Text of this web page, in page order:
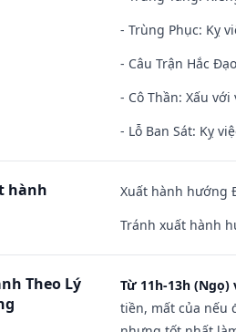
- Trùng Phục: Kỵ
- Câu Trận Hắc
- Cô Thần: Xấu
- Lỗ Ban Sát: Kỵ
hành
Xuất hành hướng
Tránh xuất hành
Theo Lý
Từ 11h-13h (Ngọ)
tiền, mất của nếu